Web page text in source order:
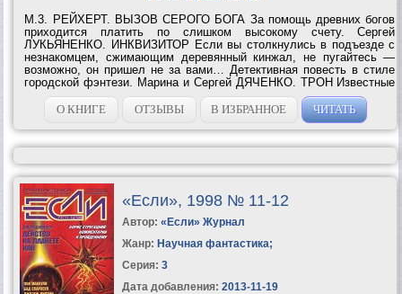
М.3. РЕЙХЕРТ. ВЫЗОВ СЕРОГО БОГА За помощь древних богов
приходится платить по слишком высокому счету. Сергей
ЛУКЬЯНЕНКО. ИНКВИЗИТОР Если вы столкнулись в подъезде с
незнакомцем, сжимающим деревянный кинжал, не пугайтесь —
возможно, он пришел не за вами… Детективная повесть в стиле
городской фэнтези. Марина и Сергей ДЯЧЕНКО. ТРОН Известные
украинские прозаики задумались: какие неведомые силы таятся в
детской игре? ...
О КНИГЕ ОТЗЫВЫ В ИЗБРАННОЕ ЧИТАТЬ
«Если», 1998 № 11-12
Автор: «Если» Журнал
Жанр: Научная фантастика;
Серия: 3
Дата добавления: 2013-11-19